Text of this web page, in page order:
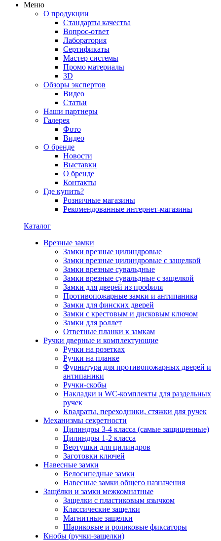
Меню
О продукции
Стандарты качества
Вопрос-ответ
Лаборатория
Сертификаты
Мастер системы
Промо материалы
3D
Обзоры экспертов
Видео
Статьи
Наши партнеры
Галерея
Фото
Видео
О бренде
Новости
Выставки
О бренде
Контакты
Где купить?
Розничные магазины
Рекомендованные интернет-магазины
Каталог
Врезные замки
Замки врезные цилиндровые
Замки врезные цилиндровые с защелкой
Замки врезные сувальдные
Замки врезные сувальдные с защелкой
Замки для дверей из профиля
Противопожарные замки и антипаника
Замки для финских дверей
Замки с крестовым и дисковым ключом
Замки для роллет
Ответные планки к замкам
Ручки дверные и комплектующие
Ручки на розетках
Ручки на планке
Фурнитура для противопожарных дверей и
антипаники
Ручки-скобы
Накладки и WC-комплекты для раздельных
ручек
Квадраты, переходники, стяжки для ручек
Механизмы секретности
Цилиндры 3-4 класса (самые защищенные)
Цилиндры 1-2 класса
Вертушки для цилиндров
Заготовки ключей
Навесные замки
Велосипедные замки
Навесные замки общего назначения
Защёлки и замки межкомнатные
Защелки с пластиковым язычком
Классические защелки
Магнитные защелки
Шариковые и роликовые фиксаторы
Кнобы (ручки-защелки)